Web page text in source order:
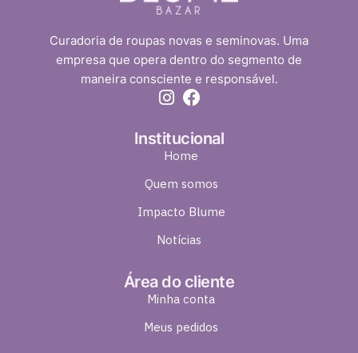
Curadoria de roupas novas e seminovas. Uma
empresa que opera dentro do segmento de
maneira consciente e responsável.
Institucional
Home
Quem somos
Impacto Blume
Notícias
Área do cliente
Minha conta
Meus pedidos